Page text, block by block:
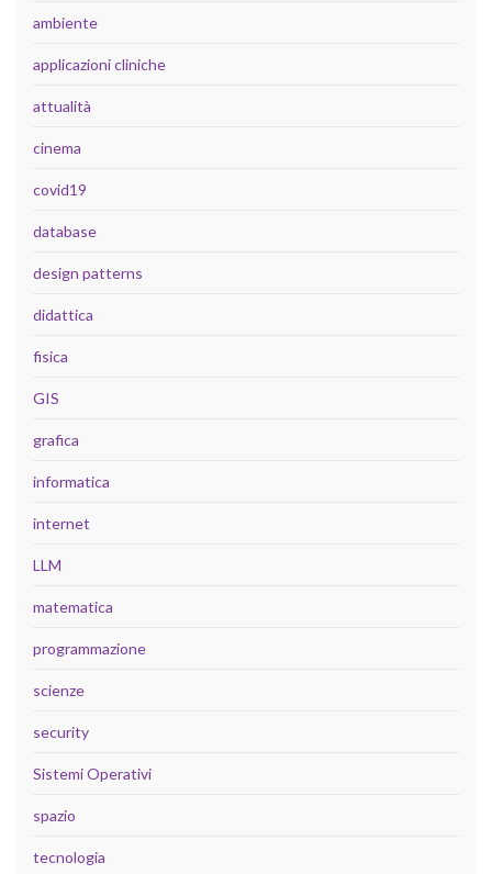
ambiente
applicazioni cliniche
attualità
cinema
covid19
database
design patterns
didattica
fisica
GIS
grafica
informatica
internet
LLM
matematica
programmazione
scienze
security
Sistemi Operativi
spazio
tecnologia